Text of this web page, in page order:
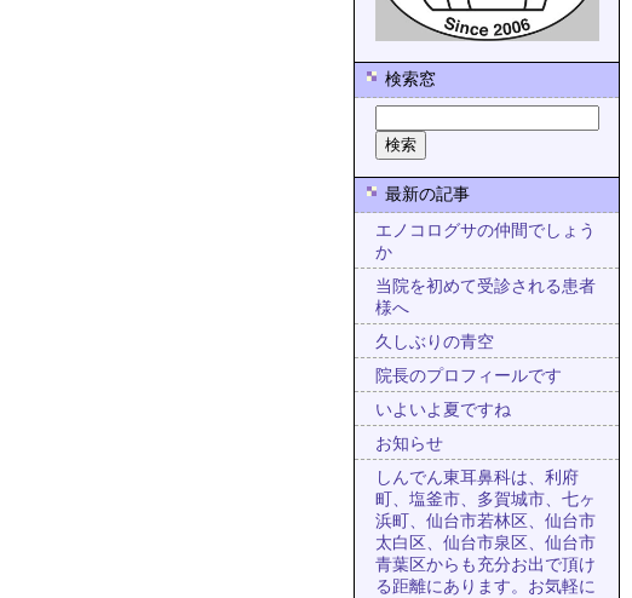
検索窓
最新の記事
エノコログサの仲間でしょう
か
当院を初めて受診される患者
様へ
久しぶりの青空
院長のプロフィールです
いよいよ夏ですね
お知らせ
しんでん東耳鼻科は、利府
町、塩釜市、多賀城市、七ヶ
浜町、仙台市若林区、仙台市
太白区、仙台市泉区、仙台市
青葉区からも充分お出で頂け
る距離にあります。お気軽に